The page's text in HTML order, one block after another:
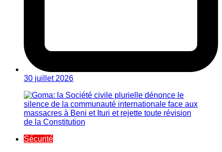
30 juillet 2026
Sécurité